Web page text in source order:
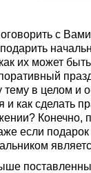
с
их может
в целом и
как сделать
если